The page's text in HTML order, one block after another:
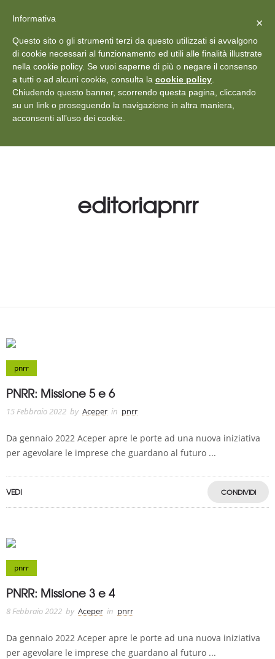
+39 011 18867102 info@aceper.it Statuto
Aceper
editoriapnrr
pnrr
PNRR: Missione 5 e 6
15 Febbraio 2022 by Aceper in pnrr
Da gennaio 2022 Aceper apre le porte ad una nuova iniziativa
per agevolare le imprese che guardano al futuro ...
VEDI CONDIVIDI
pnrr
PNRR: Missione 3 e 4
8 Febbraio 2022 by Aceper in pnrr
Da gennaio 2022 Aceper apre le porte ad una nuova iniziativa
per agevolare le imprese che guardano al futuro ...
Vedi: Protezione dei dati personali ×
Informativa
Questo sito o gli strumenti terzi da questo utilizzati si avvalgono
di cookie necessari al funzionamento ed utili alle finalità illustrate
nella cookie policy. Se vuoi saperne di più o negare il consenso
a tutti o ad alcuni cookie, consulta la cookie policy
Chiudendo questo banner, scorrendo questa pagina, cliccando
su un link o proseguendo la navigazione in altra maniera,
acconsenti all’uso dei cookie.